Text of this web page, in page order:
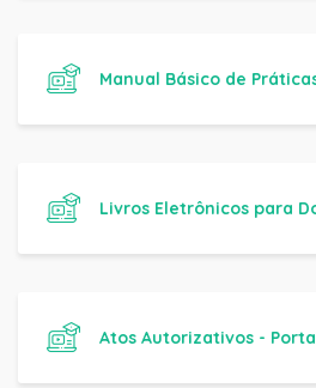
Manual Básico de
Livros Eletrônicos para
Atos Autorizativos -